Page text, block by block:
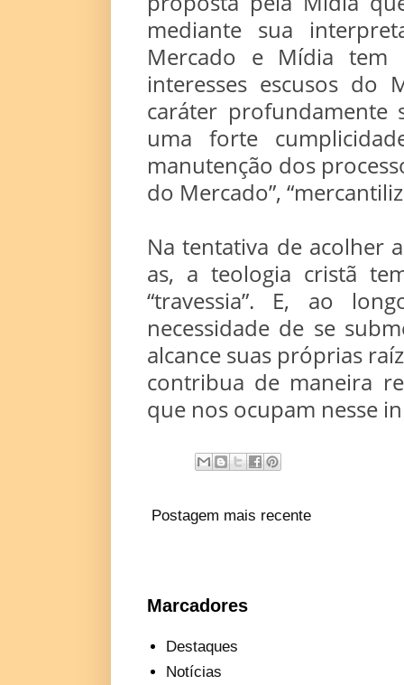
mediante sua
Mercado e Mídia tem
interesses escusos do
caráter profundamente
uma forte
manutenção dos
do Mercado”,
Na tentativa de acolher
as, a teologia cristã
“travessia”. E, ao
necessidade de se
alcance suas próprias
contribua de maneira
que nos ocupam nesse
Postagem mais recente
Marcadores
Destaques
Notícias